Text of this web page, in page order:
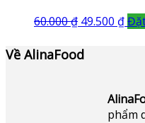
60.000₫ 49.500 ₫
Về AlinaFood
phẩm